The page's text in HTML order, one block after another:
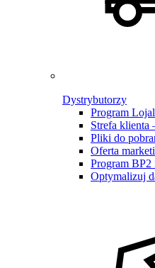
Dystrybutorzy
Program
Strefa klienta
Pliki do
Oferta
Program BP2
Optymalizuj